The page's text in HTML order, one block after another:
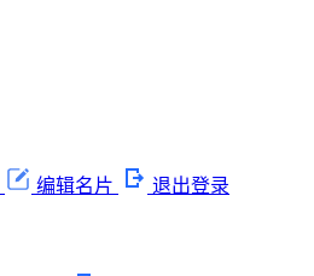
编辑名片 退出登录